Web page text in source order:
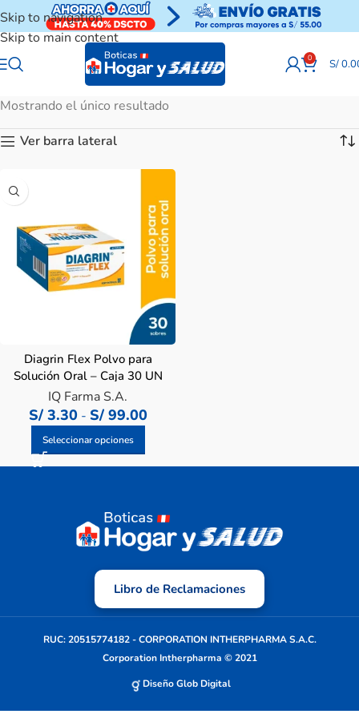
Skip to navigation
Skip to main content
0 S/
Mostrando el único resultado
Ver barra lateral
Diagrin Flex Polvo para
Solución Oral – Caja 30 UN
IQ Farma S.A.
S/3.30 - S/99.00
Seleccionar opciones
Libro de Reclamaciones
RUC: 20515774182 - CORPORATION INTHERPHARMA S.A.C.
Corporation Intherpharma © 2021
Diseño Glob Digital